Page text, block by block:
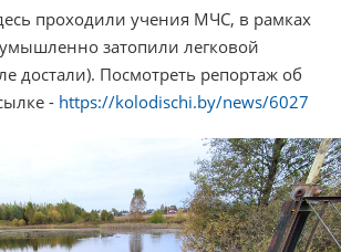
проходили учения МЧС, в рамках
затопили легковой
достали). Посмотреть репортаж об
- https://kolodischi.by/news/6027